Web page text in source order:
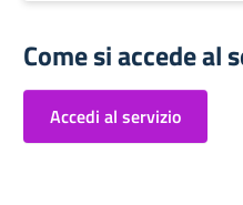
Come si accede al
Accedi al servizio